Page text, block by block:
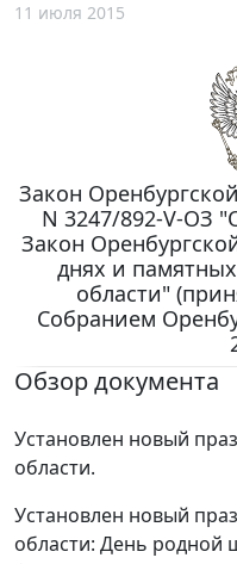
11 июля 2015
Закон
N 3247/892-V-ОЗ
Закон
днях и
области"
Собранием
Обзор документа
Установлен новый
области.
Установлен новый
области: День родной